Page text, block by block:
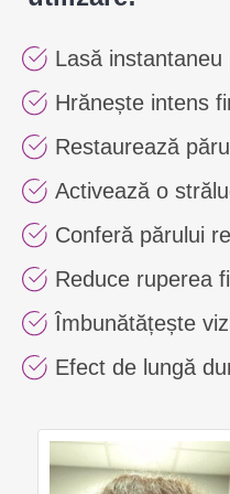
Lasă
Hrănește intens
Restaurează
Activează o
Conferă părului
Reduce ruperea
Îmbunătățește
Efect de lungă